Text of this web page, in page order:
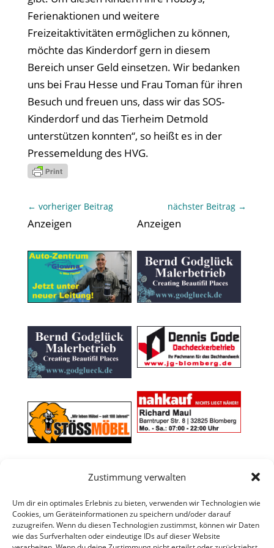
Zustimmung verwalten
Um dir ein optimales Erlebnis zu bieten, verwenden wir Technologien wie
Cookies, um Geräteinformationen zu speichern und/oder darauf
zuzugreifen. Wenn du diesen Technologien zustimmst, können wir Daten
wie das Surfverhalten oder eindeutige IDs auf dieser Website
Ferienaktionen und weitere
Freizeitaktivitäten ermöglichen zu können,
möchte das Kinderdorf gern in diesem
Bereich unser Geld einsetzen. Wir bedanken
uns bei Frau Hesse und Frau Toman für ihren
Besuch und freuen uns, dass wir das SOS-
Kinderdorf und das Tierheim Detmold
unterstützen konnten“, so heißt es in der
Pressemeldung des HVG.
← vorheriger Beitrag nächster Beitrag →
Anzeigen Anzeigen